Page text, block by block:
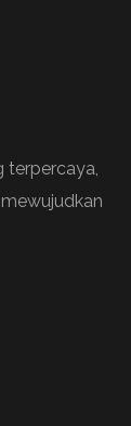
terpercaya,